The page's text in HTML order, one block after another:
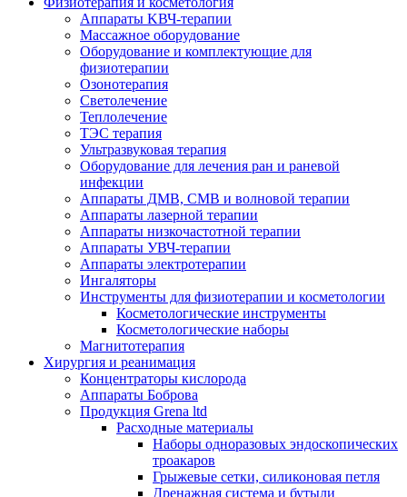
Аппараты KВЧ-терапии
Массажное оборудование
Оборудование и комплектующие для
физиотерапии
Озонотерапия
Светолечение
Теплолечение
ТЭС терапия
Ультразвуковая терапия
Оборудование для лечения ран и раневой
инфекции
Аппараты ДМВ, СМВ и волновой терапии
Аппараты лазерной терапии
Аппараты низкочастотной терапии
Аппараты УВЧ-терапии
Аппараты электротерапии
Ингаляторы
Инструменты для физиотерапии и косметологии
Косметологические инструменты
Косметологические наборы
Магнитотерапия
Хирургия и реанимация
Концентраторы кислорода
Аппараты Боброва
Продукция Grena ltd
Расходные материалы
Наборы одноразовых эндоскопических
троакаров
Грыжевые сетки, силиконовая петля
Дренажная система и бутыли